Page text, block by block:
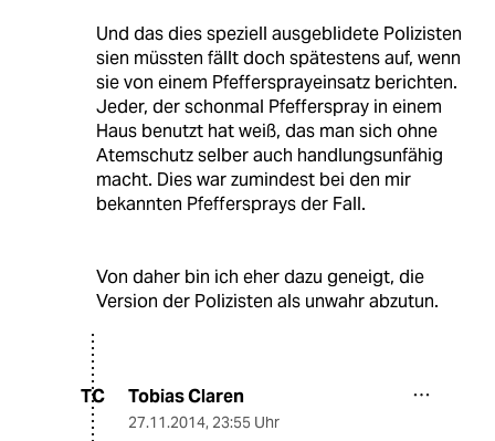
Und das dies speziell ausgeblidete Polizisten
sien müssten fällt doch spätestens auf, wenn
sie von einem Pfeffersprayeinsatz berichten.
Jeder, der schonmal Pfefferspray in einem
Haus benutzt hat weiß, das man sich ohne
Atemschutz selber auch handlungsunfähig
macht. Dies war zumindest bei den mir
bekannten Pfeffersprays der Fall.
Von daher bin ich eher dazu geneigt, die
Version der Polizisten als unwahr abzutun.
TC Tobias Claren
27.11.2014, 23:55 Uhr